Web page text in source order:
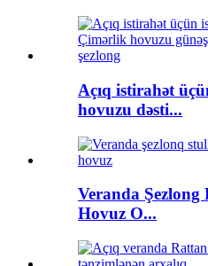
Açıq istirahət
hovuzu dəsti...
Veranda Şezlong
Hovuz O...